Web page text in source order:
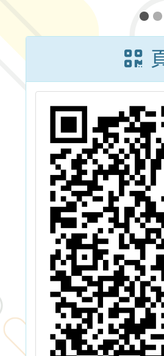
秀」之線上
會與種子教
訓計畫